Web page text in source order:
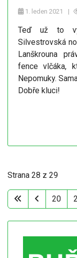
1. leden 2021
Teď už to
Silvestrovská
Lanškrouna
fence vlčáka,
Nepomuky.
Dobře kluci!
Strana 28 z 29
20